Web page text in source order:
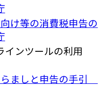
け等の消費税申告の
インツールの利用
ましと申告の手引